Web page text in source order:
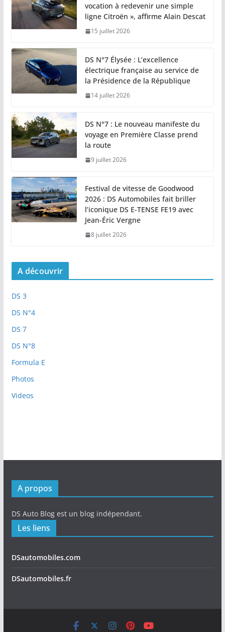
vocation à redevenir une simple
ligne Citroën », affirme Alain Descat
15 juillet 2026
DS N°7 Élysée : L’excellence
électrique française au service de
la Présidence de la République
14 juillet 2026
DS N°7 : Le nouveau manifeste du
voyage en Première Classe prend
la route
9 juillet 2026
Festival de vitesse de Goodwood
2026 : DS Automobiles fait briller
l’iconique DS E-TENSE FE19 avec
Jean-Éric Vergne
8 juillet 2026
A découvrir
DS 3
DS N°4
DS 7
DS N°8
Formula E
Photos
Videos
A propos
DS Auto Blog est un blog indépendant.
Les liens
DSautomobiles.com
DSautomobiles.fr